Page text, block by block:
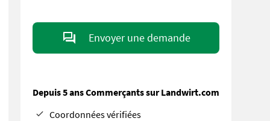
Envoyer une demande
Depuis 5 ans Commerçants sur Landwirt.com
Coordonnées vérifiées